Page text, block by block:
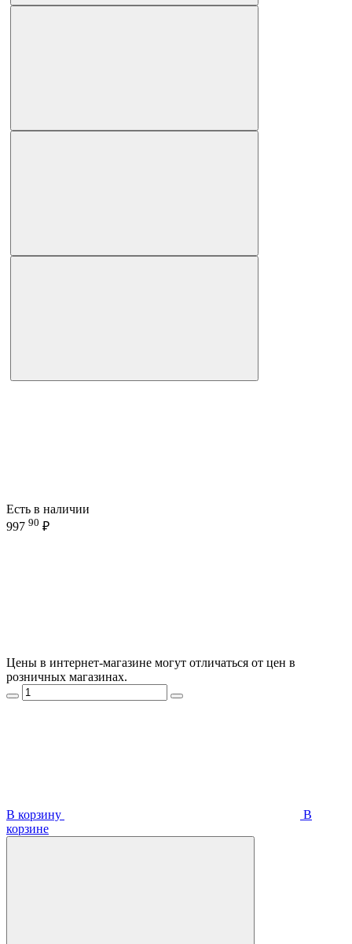
Есть в наличии
997 90 ₽
Цены в интернет-магазине могут отличаться от цен в
розничных магазинах.
В корзину
В
корзинe